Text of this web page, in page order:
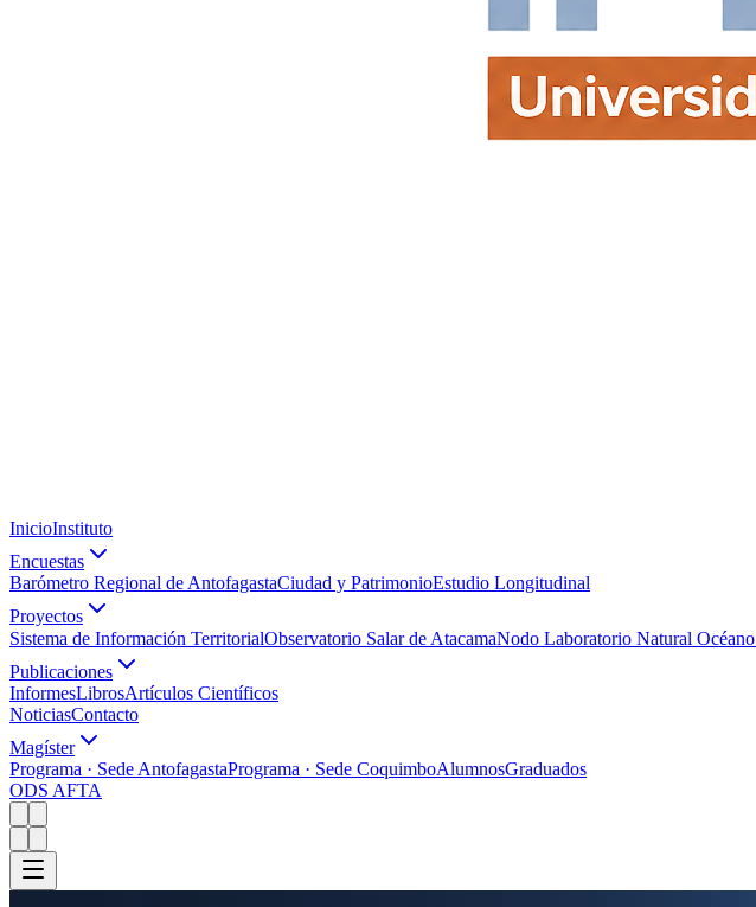
InicioInstituto
Encuestas
Barómetro Regional de AntofagastaCiudad y PatrimonioEstudio Longitudinal
Proyectos
Sistema de Información TerritorialObservatorio Salar de AtacamaNodo Laboratorio Natural Océano
Publicaciones
InformesLibrosArtículos Científicos
NoticiasContacto
Magíster
Programa · Sede AntofagastaPrograma · Sede CoquimboAlumnosGraduados
ODS AFTA